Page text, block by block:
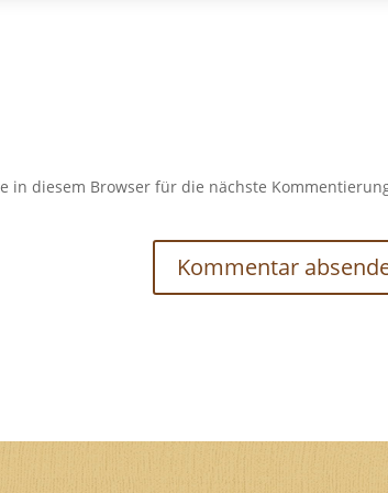
in diesem Browser für die nächste